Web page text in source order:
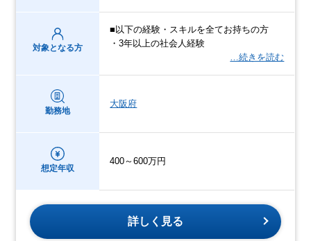
対象となる方
■以下の経験・スキルを全てお持ちの方
・3年以上の社会人経験
…続きを読む
勤務地
大阪府
想定年収
400～600万円
詳しく見る